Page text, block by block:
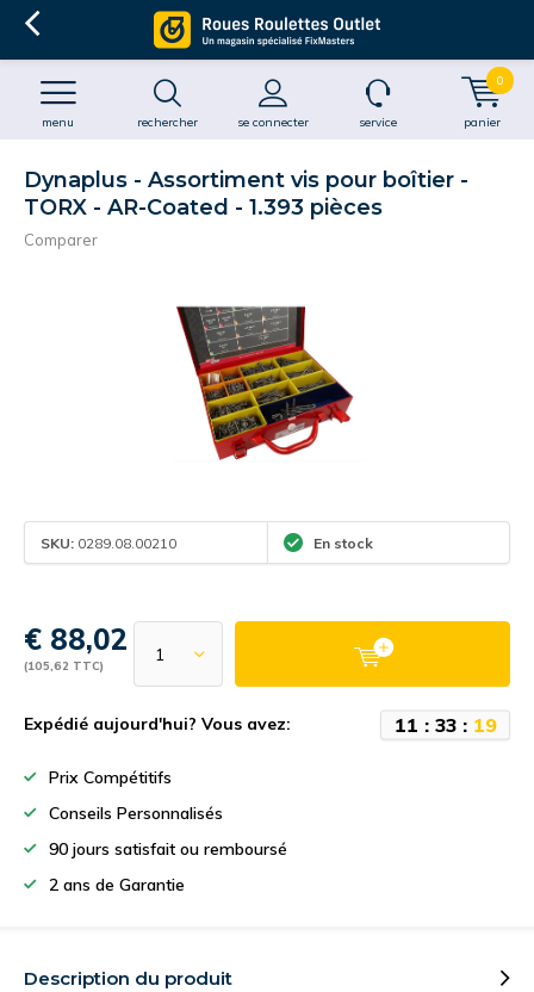
rechercher se connecter
menu service panier
0
Dynaplus - Assortiment vis pour boîtier -
TORX - AR-Coated - 1.393 pièces
Comparer
SKU: 0289.08.00210 En stock
€ 88,02
(105,62 TTC)
Expédié aujourd'hui? Vous avez: 11 : 33: 19
Prix Compétitifs
Conseils Personnalisés
90 jours satisfait ou remboursé
2 ans de Garantie
Description du produit